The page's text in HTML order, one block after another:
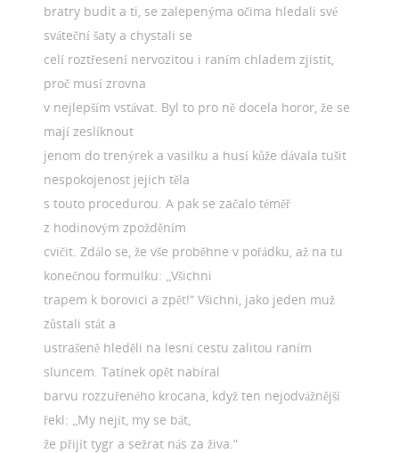
bratry budit a ti, se zalepenýma očima hledali své
sváteční šaty a chystali se
celí roztřesení nervozitou i raním chladem zjistit,
proč musí zrovna
v nejlepším vstávat. Byl to pro ně docela horor, že se
mají zeslíknout
jenom do trenýrek a vasilku a husí kůže dávala tušit
nespokojenost jejich těla
s touto procedurou. A pak se začalo téměř
z hodinovým zpožděním
cvičit. Zdálo se, že vše proběhne v pořádku, až na tu
konečnou formulku: „Všichni
trapem k borovici a zpět!“ Všichni, jako jeden muž
zůstali stát a
ustrašeně hleděli na lesní cestu zalitou raním
sluncem. Tatínek opět nabíral
barvu rozzuřeného krocana, když ten nejodvážnější
řekl: „My nejít, my se bát,
že přijít tygr a sežrat nás za živa.“